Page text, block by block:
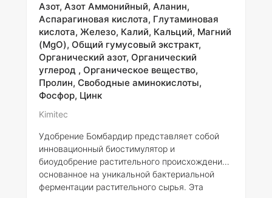
жароустойчивость растений, что особенно
актуально в условиях изменчивого климата.
Это удобрение способствует более
рациональному использованию минеральных
Азот, Азот Аммонийный, Аланин,
Аспарагиновая кислота, Глутаминовая
кислота, Железо, Калий, Кальций, Магний
(MgO), Общий гумусовый экстракт,
Органический азот, Органический
углерод , Органическое вещество,
Пролин, Свободные аминокислоты,
Фосфор, Цинк
Kimitec
Удобрение Бомбардир представляет собой
инновационный биостимулятор и
биоудобрение растительного происхождения,
основанное на уникальной бактериальной
ферментации растительного сырья. Эта